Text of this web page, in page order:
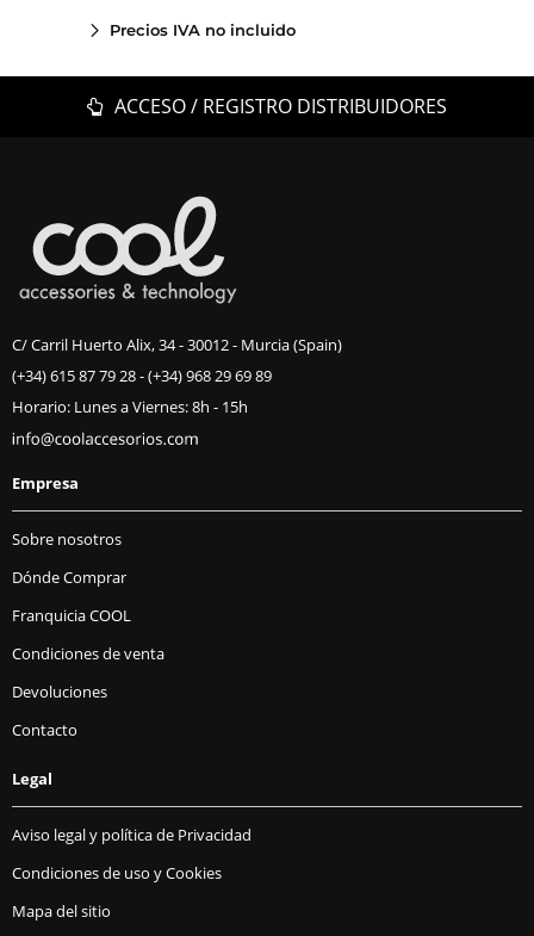
Precios IVA no incluido
ACCESO / REGISTRO DISTRIBUIDORES
C/ Carril Huerto Alix, 34 - 30012 - Murcia (Spain)
(+34) 615 87 79 28-(+34) 968 29 69 89
Horario: Lunes a Viernes: 8h - 15h
Empresa
Sobre nosotros
Dónde Comprar
Franquicia COOL
Condiciones de venta
Devoluciones
Contacto
Legal
Aviso legal y política de Privacidad
Condiciones de uso y Cookies
Mapa del sitio